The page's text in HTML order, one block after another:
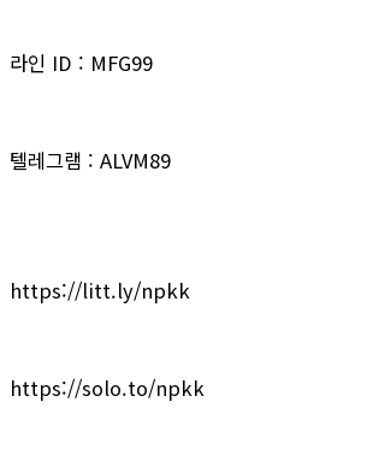
라인 ID : MFG99
텔레그램 : ALVM89
https://litt.ly/npkk
https://solo.to/npkk